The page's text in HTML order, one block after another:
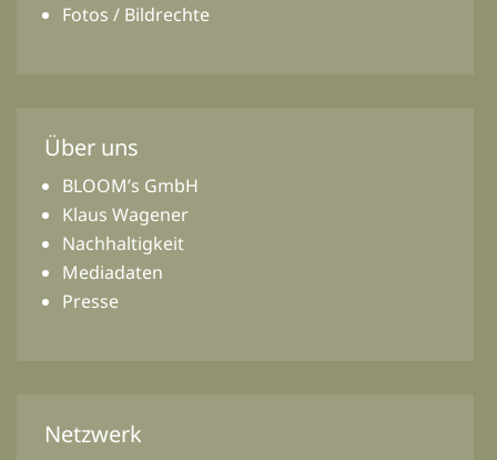
Fotos / Bildrechte
Über uns
BLOOM’s GmbH
Klaus Wagener
Nachhaltigkeit
Mediadaten
Presse
Netzwerk